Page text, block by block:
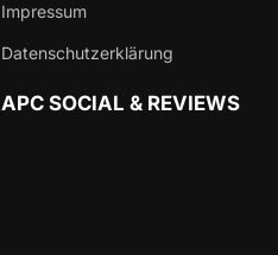
Impressum
Datenschutzerklärung
APC SOCIAL & REVIEWS